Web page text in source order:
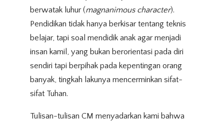
berwatak luhur (magnanimous character).
Pendidikan tidak hanya berkisar tentang teknis
belajar, tapi soal mendidik anak agar menjadi
insan kamil, yang bukan berorientasi pada diri
sendiri tapi berpihak pada kepentingan orang
banyak, tingkah lakunya mencerminkan sifat-
sifat Tuhan.
Tulisan-tulisan CM menyadarkan kami bahwa